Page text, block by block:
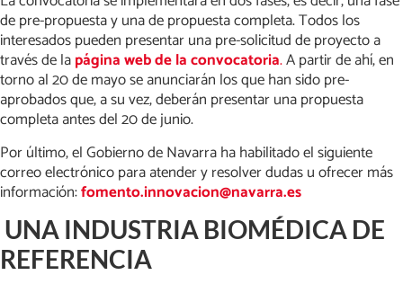
de pre-propuesta y una de propuesta completa. Todos los
interesados pueden presentar una pre-solicitud de proyecto a
través de lapágina web de la convocatoria.A partir de ahí, en
torno al 20 de mayo se anunciarán los que han sido pre-
aprobados que, a su vez, deberán presentar una propuesta
completa antes del 20 de junio.
Por último, el Gobierno de Navarra ha habilitado el siguiente
correo electrónico para atender y resolver dudas u ofrecer más
información:fomento.innovacion@navarra.es
UNA INDUSTRIA BIOMÉDICA DE
REFERENCIA